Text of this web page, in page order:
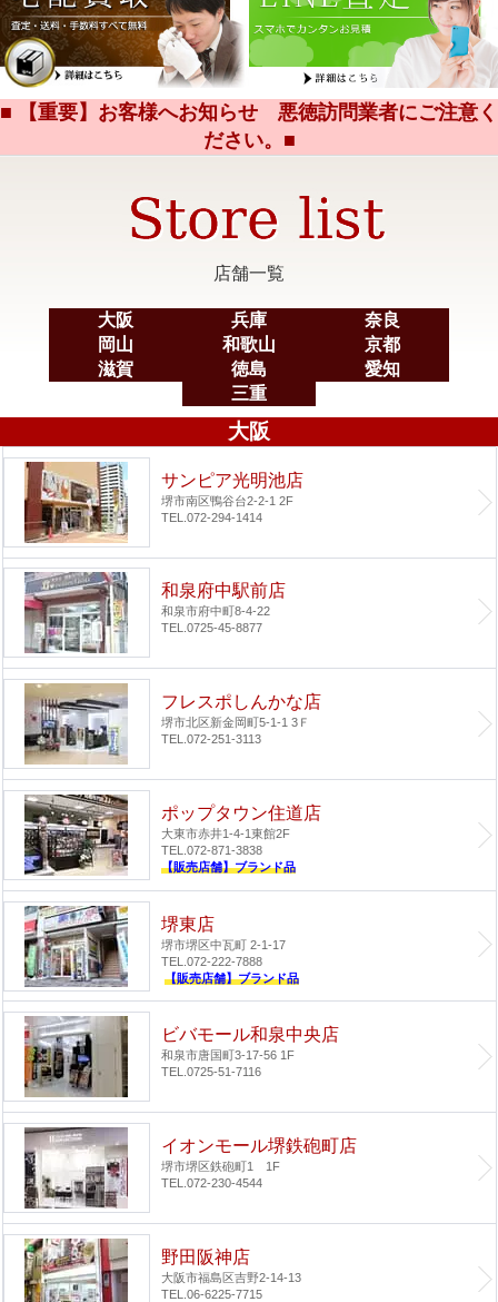
■ 【重要】お客様へお知らせ 悪徳訪問業者にご注意く
ださい。■
店舗一覧
大阪 兵庫
奈良
岡山
和歌山
京都
滋賀
徳島
愛知
三重
大阪
サンピア光明池店
堺市南区鴨谷台2-2-1 2F
TEL.072-294-1414
和泉府中駅前店
和泉市府中町8-4-22
TEL.0725-45-8877
フレスポしんかな店
堺市北区新金岡町5-1-1 3Ｆ
TEL.072-251-3113
ポップタウン住道店
大東市赤井1-4-1東館2F
TEL.072-871-3838
【販売店舗】ブランド品
堺東店
堺市堺区中瓦町 2-1-17
TEL.072-222-7888
【販売店舗】ブランド品
ビバモール和泉中央店
和泉市唐国町3-17-56 1F
TEL.0725-51-7116
イオンモール堺鉄砲町店
堺市堺区鉄砲町1 1F
TEL.072-230-4544
野田阪神店
大阪市福島区吉野2-14-13
TEL.06-6225-7715